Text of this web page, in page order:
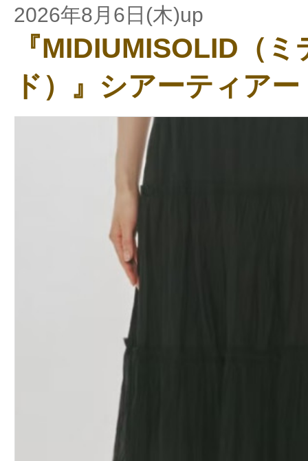
2026年8月6日(木)up
『MIDIUMISOLID（
ド）』シアーティア